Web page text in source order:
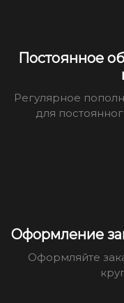
Постоянное
Регулярное
для
Оформление
Оформляйте